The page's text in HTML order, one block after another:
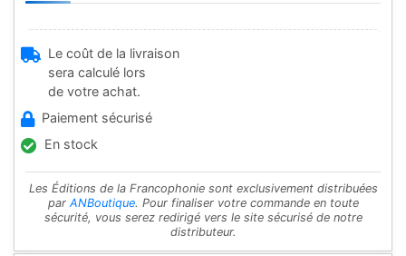
Le coût de la livraison
sera calculé lors
de votre achat.
Paiement sécurisé
En stock
Les Éditions de la Francophonie sont exclusivement distribuées
par ANBoutique. Pour finaliser votre commande en toute
sécurité, vous serez redirigé vers le site sécurisé de notre
distributeur.